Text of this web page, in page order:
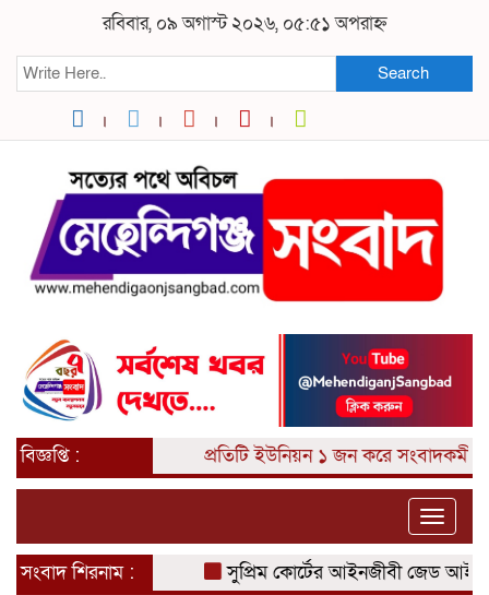
রবিবার, ০৯ অগাস্ট ২০২৬, ০৫:৫১ অপরাহ্ন
Search
বিজ্ঞপ্তি : প্রতিটি ইউনিয়ন ১ জন করে সংবাদকর্মী
Toggle
সংবাদ শিরনাম :
সুপ্রিম কোর্টের আইনজীবী জেড আই খান